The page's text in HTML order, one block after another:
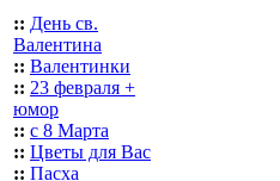
:: День св.
Валентина
:: Валентинки
:: 23 февраля +
юмор
:: с 8 Марта
:: Цветы для Вас
:: Пасха